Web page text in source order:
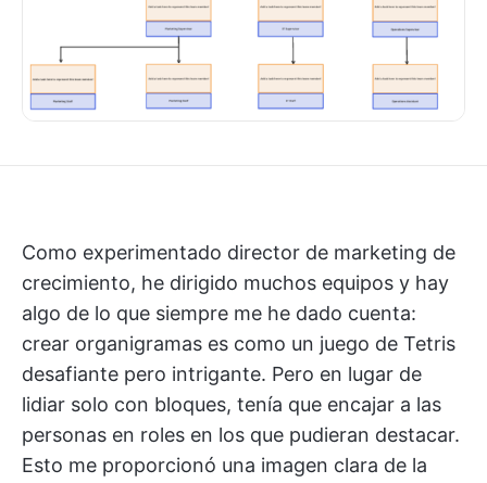
Como experimentado director de marketing de
crecimiento, he dirigido muchos equipos y hay
algo de lo que siempre me he dado cuenta:
crear organigramas es como un juego de Tetris
desafiante pero intrigante. Pero en lugar de
lidiar solo con bloques, tenía que encajar a las
personas en roles en los que pudieran destacar.
Esto me proporcionó una imagen clara de la